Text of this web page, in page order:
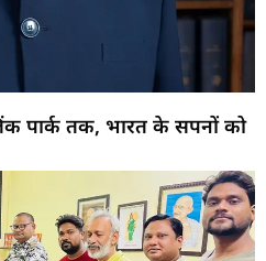
पार्क तक, भारत के सपनों को